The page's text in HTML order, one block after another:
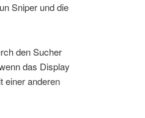
Sniper und die
den Sucher
das Display
einer anderen